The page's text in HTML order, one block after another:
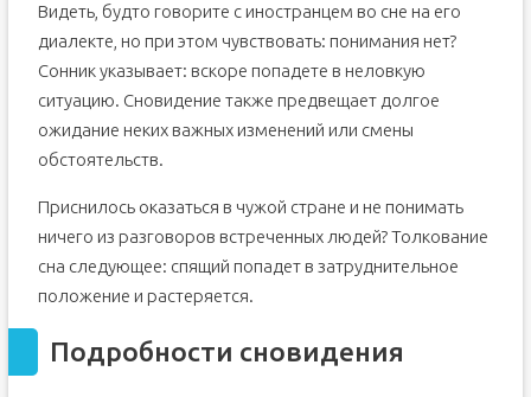
Видеть, будто говорите с иностранцем во сне на его
диалекте, но при этом чувствовать: понимания нет?
Сонник указывает: вскоре попадете в неловкую
ситуацию. Сновидение также предвещает долгое
ожидание неких важных изменений или смены
обстоятельств.
Приснилось оказаться в чужой стране и не понимать
ничего из разговоров встреченных людей? Толкование
сна следующее: спящий попадет в затруднительное
положение и растеряется.
Подробности сновидения